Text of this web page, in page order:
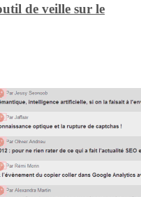
de veille sur le